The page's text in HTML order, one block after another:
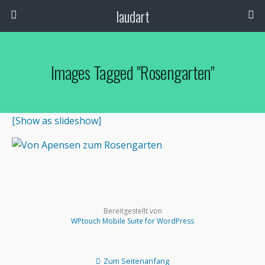
laudart
Images Tagged "rosengarten"
[Show as slideshow]
Bereitgestellt von
WPtouch Mobile Suite for WordPress
Zum Seitenanfang